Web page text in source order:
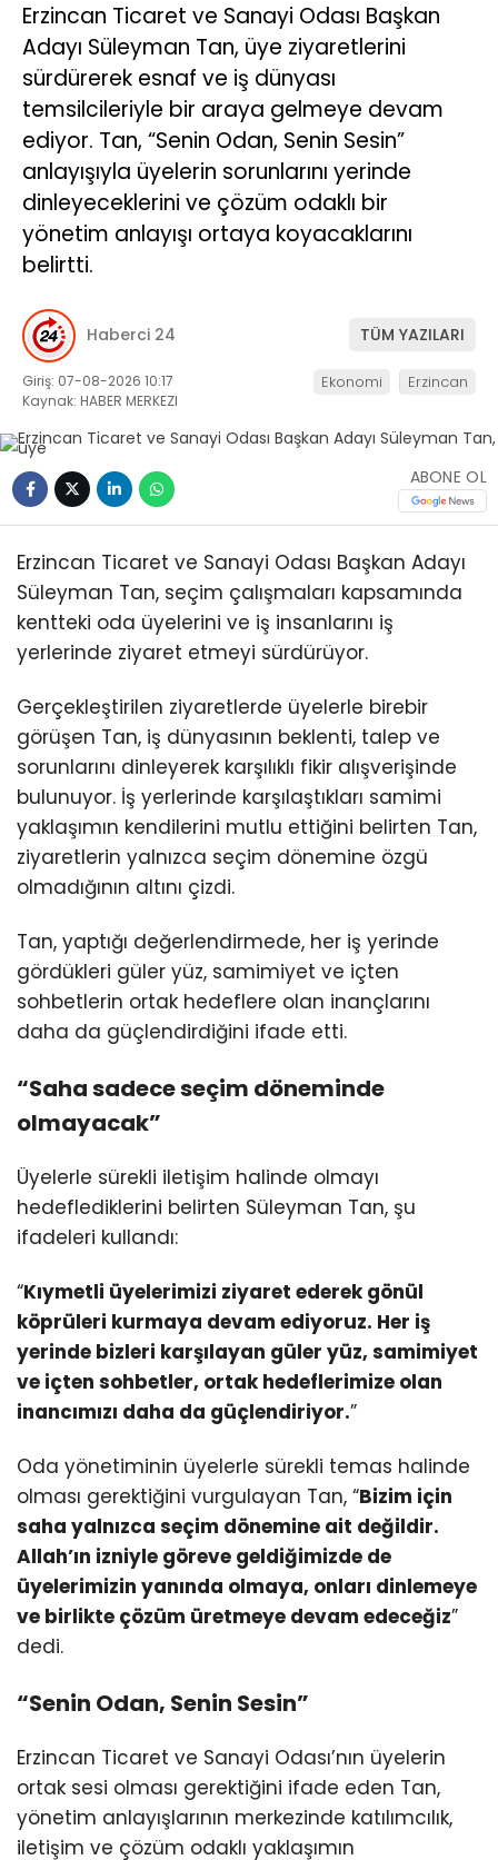
Erzincan Ticaret ve Sanayi Odası Başkan
Adayı Süleyman Tan, üye ziyaretlerini
sürdürerek esnaf ve iş dünyası
temsilcileriyle bir araya gelmeye devam
ediyor. Tan, “Senin Odan, Senin Sesin”
anlayışıyla üyelerin sorunlarını yerinde
dinleyeceklerini ve çözüm odaklı bir
yönetim anlayışı ortaya koyacaklarını
belirtti.
Haberci 24 TÜM YAZILARI
Giriş: 07-08-2026 10:17
Kaynak: HABER MERKEZI
Ekonomi Erzincan
ABONE OL
Erzincan Ticaret ve Sanayi Odası Başkan Adayı
Süleyman Tan, seçim çalışmaları kapsamında
kentteki oda üyelerini ve iş insanlarını iş
yerlerinde ziyaret etmeyi sürdürüyor.
Gerçekleştirilen ziyaretlerde üyelerle birebir
görüşen Tan, iş dünyasının beklenti, talep ve
sorunlarını dinleyerek karşılıklı fikir alışverişinde
bulunuyor. İş yerlerinde karşılaştıkları samimi
yaklaşımın kendilerini mutlu ettiğini belirten Tan,
ziyaretlerin yalnızca seçim dönemine özgü
olmadığının altını çizdi.
Tan, yaptığı değerlendirmede, her iş yerinde
gördükleri güler yüz, samimiyet ve içten
sohbetlerin ortak hedeflere olan inançlarını
daha da güçlendirdiğini ifade etti.
“Saha sadece seçim döneminde
olmayacak”
Üyelerle sürekli iletişim halinde olmayı
hedeflediklerini belirten Süleyman Tan, şu
ifadeleri kullandı:
“Kıymetli üyelerimizi ziyaret ederek gönül
köprüleri kurmaya devam ediyoruz. Her iş
yerinde bizleri karşılayan güler yüz, samimiyet
ve içten sohbetler, ortak hedeflerimize olan
inancımızı daha da güçlendiriyor.”
Oda yönetiminin üyelerle sürekli temas halinde
olması gerektiğini vurgulayan Tan, “Bizim için
saha yalnızca seçim dönemine ait değildir.
Allah’ın izniyle göreve geldiğimizde de
üyelerimizin yanında olmaya, onları dinlemeye
ve birlikte çözüm üretmeye devam edeceğiz”
dedi.
“Senin Odan, Senin Sesin”
Erzincan Ticaret ve Sanayi Odası’nın üyelerin
ortak sesi olması gerektiğini ifade eden Tan,
yönetim anlayışlarının merkezinde katılımcılık,
iletişim ve çözüm odaklı yaklaşımın